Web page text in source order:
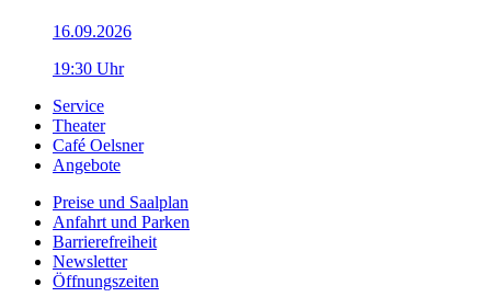
16.09.2026
19:30 Uhr
Service
Theater
Café Oelsner
Angebote
Preise und Saalplan
Anfahrt und Parken
Barrierefreiheit
Newsletter
Öffnungszeiten